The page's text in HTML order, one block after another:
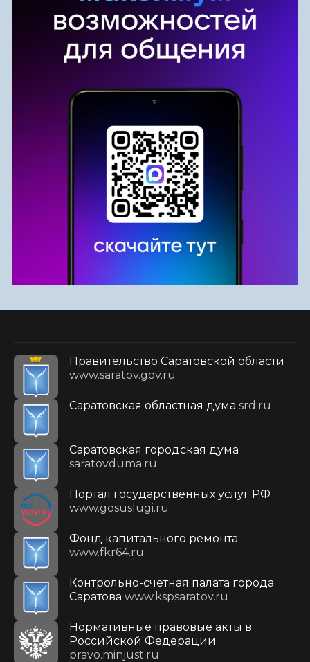
Правительство Саратовской области
www.saratov.gov.ru
Саратовская областная дума srd.ru
Саратовская городская дума
saratovduma.ru
Портал государственных услуг РФ
www.gosuslugi.ru
Фонд капитального ремонта
www.fkr64.ru
Контрольно-счетная палата города
Саратова www.kspsaratov.ru
Нормативные правовые акты в
Российской Федерации
pravo.minjust.ru